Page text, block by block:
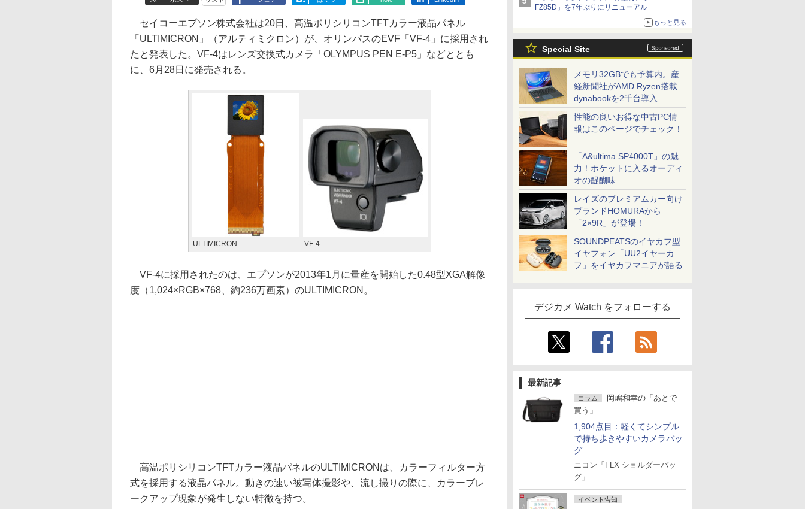
FZ85D」を7年ぶりにリニューアル
もっと見る
Special Site
メモリ32GBでも予算内。産
経新聞社がAMD Ryzen搭載
dynabookを2千台導入
性能の良いお得な中古PC情
報はこのページでチェック！
「A&ultima SP4000T」の魅
力！ポケットに入るオーディ
オの醍醐味
レイズのプレミアムカー向け
ブランドHOMURAから
「2×9R」が登場！
SOUNDPEATSのイヤカフ型
イヤフォン「UU2イヤーカ
フ」をイヤカフマニアが語る
デジカメ Watch をフォローする
最新記事
コラム
岡嶋和幸の「あとで
買う」
1,904点目：軽くてシンプル
で持ち歩きやすいカメラバッ
グ
ニコン「FLX ショルダーバッ
グ」
イベント告知
セイコーエプソン株式会社は20日、高温ポリシリコンTFTカラー液晶パネル
「ULTIMICRON」（アルティミクロン）が、オリンパスのEVF「VF-4」に採用され
たと発表した。VF-4はレンズ交換式カメラ「OLYMPUS PEN E-P5」などととも
に、6月28日に発売される。
ULTIMICRON VF-4
VF-4に採用されたのは、エプソンが2013年1月に量産を開始した0.48型XGA解像
度（1,024×RGB×768、約236万画素）のULTIMICRON。
高温ポリシリコンTFTカラー液晶パネルのULTIMICRONは、カラーフィルター方
式を採用する液晶パネル。動きの速い被写体撮影や、流し撮りの際に、カラーブレ
ークアップ現象が発生しない特徴を持つ。